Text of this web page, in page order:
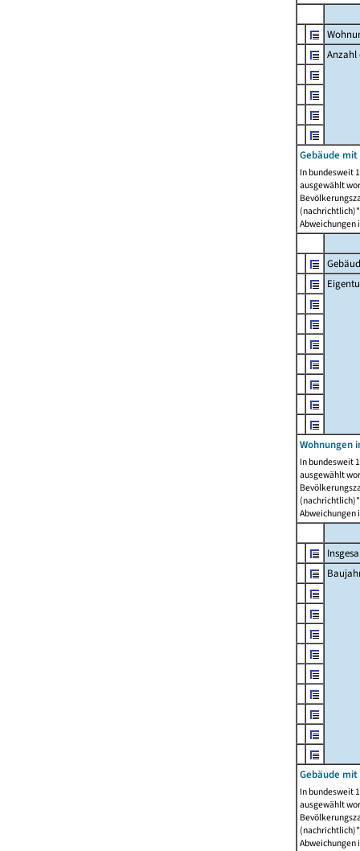
Anzahl
Gebäude
In bundesweit
ausgewählt
Abweichungen
Wohnungen
In bundesweit
ausgewählt
Abweichungen
Gebäude mit
In bundesweit
ausgewählt
Abweichungen